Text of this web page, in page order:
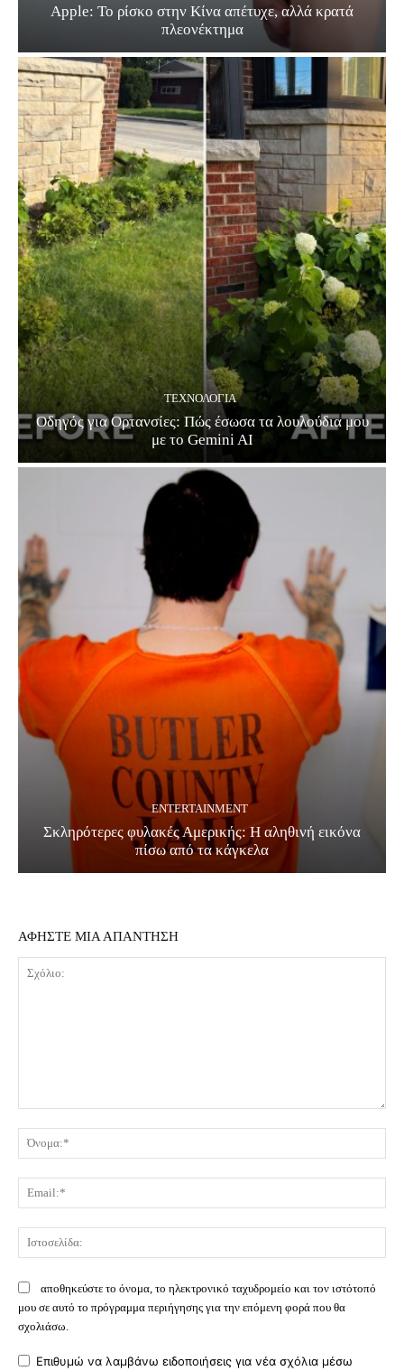
Apple: Το ρίσκο στην Κίνα απέτυχε, αλλά κρατά
πλεονέκτημα
ΤΕΧΝΟΛΟΓΊΑ
Οδηγός για Ορτανσίες: Πώς έσωσα τα λουλούδια μου
με το Gemini AI
ENTERTAINMENT
Σκληρότερες φυλακές Αμερικής: Η αληθινή εικόνα
πίσω από τα κάγκελα
ΑΦΗΣΤΕ ΜΙΑ ΑΠΑΝΤΗΣΗ
αποθηκεύστε το όνομα, το ηλεκτρονικό ταχυδρομείο και τον ιστότοπό
μου σε αυτό το πρόγραμμα περιήγησης για την επόμενη φορά που θα
σχολιάσω.
Επιθυμώ να λαμβάνω ειδοποιήσεις για νέα σχόλια μέσω